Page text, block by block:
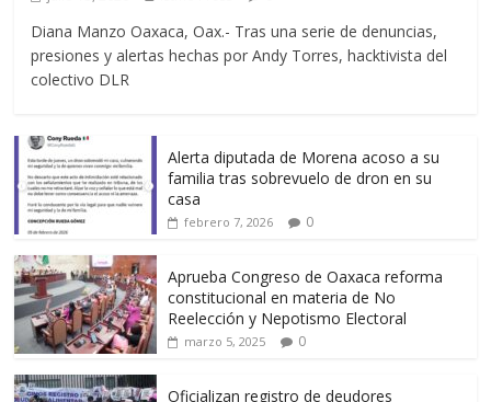
Diana Manzo Oaxaca, Oax.- Tras una serie de denuncias,
presiones y alertas hechas por Andy Torres, hacktivista del
colectivo DLR
Alerta diputada de Morena acoso a su
familia tras sobrevuelo de dron en su
casa
febrero 7, 2026 0
Aprueba Congreso de Oaxaca reforma
constitucional en materia de No
Reelección y Nepotismo Electoral
marzo 5, 2025 0
Oficializan registro de deudores